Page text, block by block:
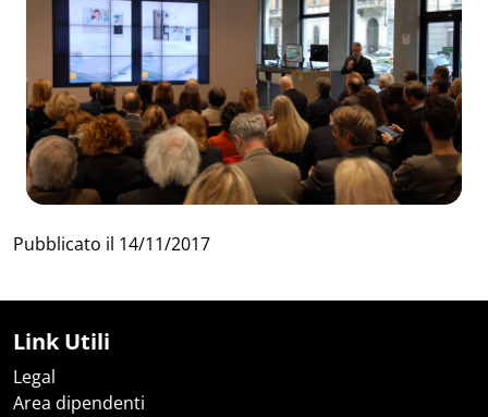
Pubblicato il 14/11/2017
Link Utili
Legal
Area dipendenti